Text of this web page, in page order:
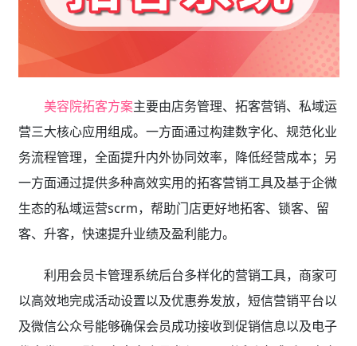
美容院拓客方案主要由店务管理、拓客营销、私域运
营三大核心应用组成。一方面通过构建数字化、规范化业
务流程管理，全面提升内外协同效率，降低经营成本；另
一方面通过提供多种高效实用的拓客营销工具及基于企微
生态的私域运营scrm，帮助门店更好地拓客、锁客、留
客、升客，快速提升业绩及盈利能力。
利用会员卡管理系统后台多样化的营销工具，商家可
以高效地完成活动设置以及优惠券发放，短信营销平台以
及微信公众号能够确保会员成功接收到促销信息以及电子